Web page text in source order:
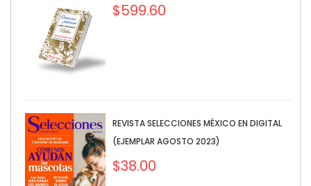
$599.60
REVISTA SELECCIONES MÉXICO EN DIGITAL
(EJEMPLAR AGOSTO 2023)
$38.00